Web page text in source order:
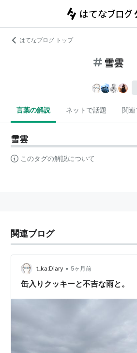
はてなブログ トップ
雪雲
言葉の解説 ネットで話題 関
雪雲
このタグの解説について
関連ブログ
t_ka:Diary • 5ヶ月前
缶入りクッキーと不吉な雨と。